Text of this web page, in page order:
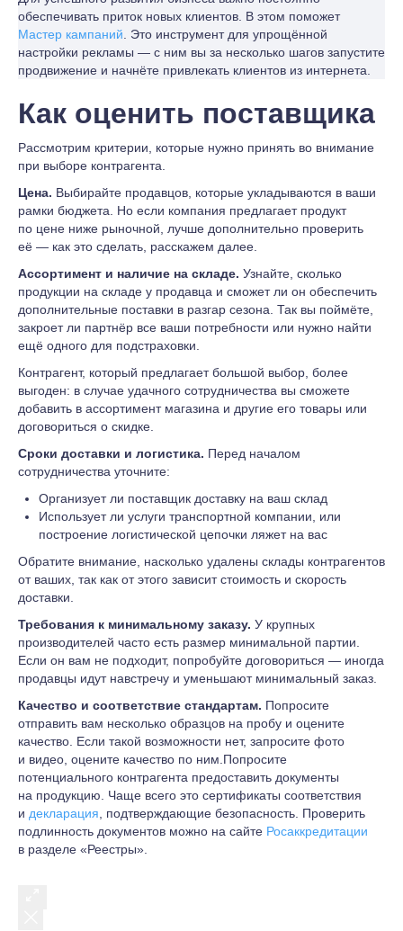
обеспечивать приток новых клиентов. В этом поможет
Мастер кампаний . Это инструмент для упрощённой
настройки рекламы — с ним вы за несколько шагов запустите
продвижение и начнёте привлекать клиентов из интернета.
Как оценить поставщика
Рассмотрим критерии, которые нужно принять во внимание
при выборе контрагента.
Цена. Выбирайте продавцов, которые укладываются в ваши
рамки бюджета. Но если компания предлагает продукт
по цене ниже рыночной, лучше дополнительно проверить
её — как это сделать, расскажем далее.
Ассортимент и наличие на складе. Узнайте, сколько
продукции на складе у продавца и сможет ли он обеспечить
дополнительные поставки в разгар сезона. Так вы поймёте,
закроет ли партнёр все ваши потребности или нужно найти
ещё одного для подстраховки.
Контрагент, который предлагает большой выбор, более
выгоден: в случае удачного сотрудничества вы сможете
добавить в ассортимент магазина и другие его товары или
договориться о скидке.
Сроки доставки и логистика. Перед началом
сотрудничества уточните:
Организует ли поставщик доставку на ваш склад
Использует ли услуги транспортной компании, или
построение логистической цепочки ляжет на вас
Обратите внимание, насколько удалены склады контрагентов
от ваших, так как от этого зависит стоимость и скорость
доставки.
Требования к минимальному заказу. У крупных
производителей часто есть размер минимальной партии.
Если он вам не подходит, попробуйте договориться — иногда
продавцы идут навстречу и уменьшают минимальный заказ.
Качество и соответствие стандартам. Попросите
отправить вам несколько образцов на пробу и оцените
качество. Если такой возможности нет, запросите фото
и видео, оцените качество по ним.Попросите
потенциального контрагента предоставить документы
на продукцию. Чаще всего это сертификаты соответствия
и декларация , подтверждающие безопасность. Проверить
подлинность документов можно на сайте Росаккредитации
в разделе «Реестры».